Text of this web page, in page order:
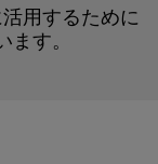
用するために
ます。